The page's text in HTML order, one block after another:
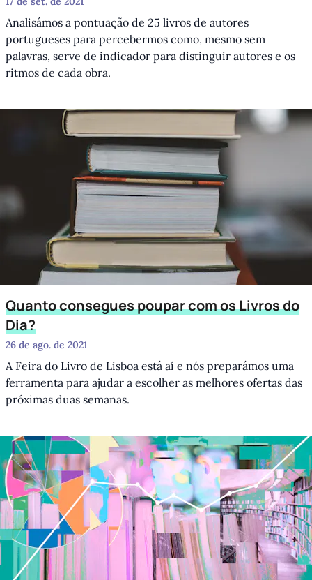
Analisámos a pontuação de 25 livros de autores
portugueses para percebermos como, mesmo sem
palavras, serve de indicador para distinguir autores e os
ritmos de cada obra.
Quanto consegues poupar com os Livros do
Dia?
26 de ago. de 2021
A Feira do Livro de Lisboa está aí e nós preparámos uma
ferramenta para ajudar a escolher as melhores ofertas das
próximas duas semanas.